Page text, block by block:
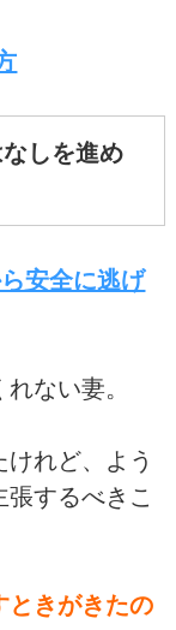
しを進め
安全に逃げ
ない妻。
れど、よう
するべきこ
ときがきたの